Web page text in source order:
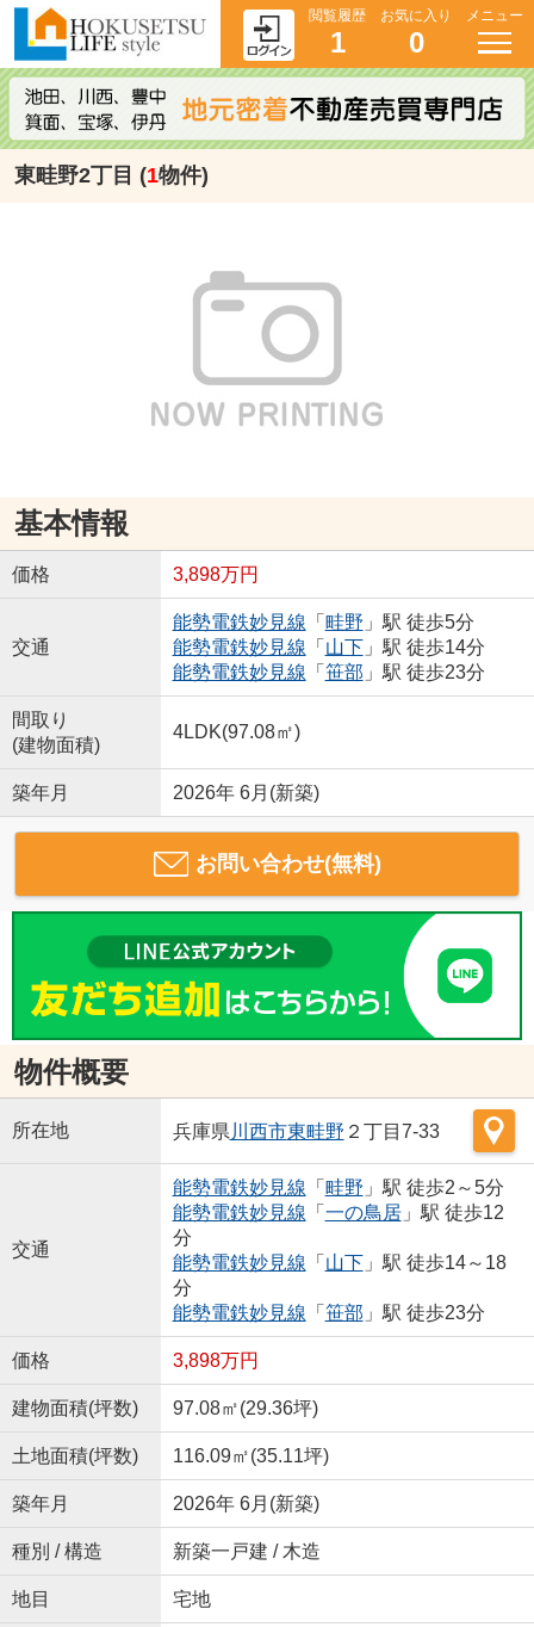
閲覧履歴
1
お気に入り
0
メニュー
東畦野2丁目 (1物件)
基本情報
価格 3,898万円
交通
能勢電鉄妙見線 「 畦野 」駅 徒歩5分
能勢電鉄妙見線 「 山下」駅 徒歩14分
能勢電鉄妙見線 「 笹部 」駅 徒歩23分
間取り
(建物面積)
4LDK(97.08㎡)
築年月 2026年 6月(新築)
お問い合わせ(無料)
物件概要
所在地 兵庫県 川西市東畦野 ２丁目7-33
交通
能勢電鉄妙見線 「 畦野 」駅 徒歩2～5分
能勢電鉄妙見線 「 一の鳥居」駅 徒歩12
分
能勢電鉄妙見線 「 山下」駅 徒歩14～18
分
能勢電鉄妙見線 「 笹部 」駅 徒歩23分
価格 3,898万円
建物面積(坪数) 97.08㎡(29.36坪)
土地面積(坪数) 116.09㎡(35.11坪)
築年月 2026年 6月(新築)
種別 / 構造 新築一戸建 / 木造
地目 宅地